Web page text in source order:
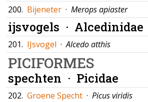
200. Bijeneter · Merops apiaster
ijsvogels · Alcedinidae
201. IJsvogel ·Alcedo atthis
PICIFORMES
spechten · Picidae
202. Groene Specht · Picus viridis